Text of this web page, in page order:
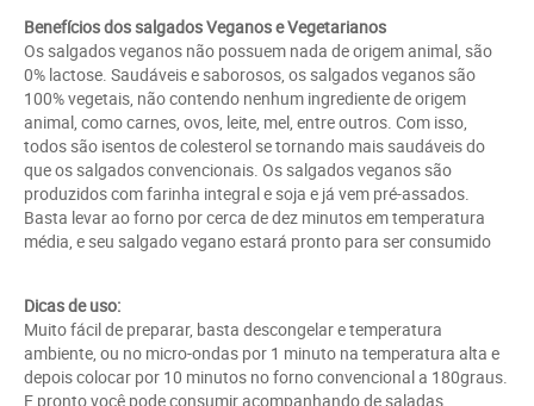
Benefícios dos salgados Veganos e Vegetarianos
Os salgados veganos não possuem nada de origem animal, são
0% lactose. Saudáveis e saborosos, os salgados veganos são
100% vegetais, não contendo nenhum ingrediente de origem
animal, como carnes, ovos, leite, mel, entre outros. Com isso,
todos são isentos de colesterol se tornando mais saudáveis do
que os salgados convencionais. Os salgados veganos são
produzidos com farinha integral e soja e já vem pré-assados.
Basta levar ao forno por cerca de dez minutos em temperatura
média, e seu salgado vegano estará pronto para ser consumido
Dicas de uso:
Muito fácil de preparar, basta descongelar e temperatura
ambiente, ou no micro-ondas por 1 minuto na temperatura alta e
depois colocar por 10 minutos no forno convencional a 180graus.
E pronto você pode consumir acompanhando de saladas.